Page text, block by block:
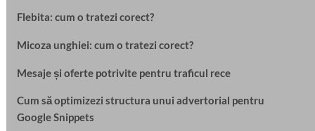
Flebita: cum o tratezi corect?
Micoza unghiei: cum o tratezi corect?
Mesaje și oferte potrivite pentru traficul rece
Cum să optimizezi structura unui advertorial pentru
Google Snippets